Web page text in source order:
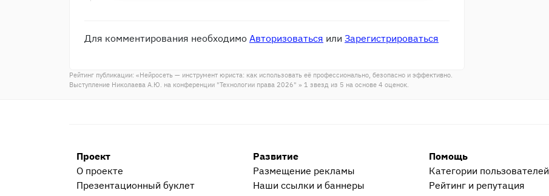
Для комментирования необходимо Авторизоваться или Зарегистрироваться
Рейтинг публикации: «Нейросеть — инструмент юриста: как использовать её профессионально, безопасно и эффективно.
Выступление Николаева А.Ю. на конференции "Технологии права 2026" » 1 звезд из 5 на основе 4 оценок.
Проект
О проекте
Презентационный букл​ет
Развитие
Размещение рекламы
Наши ссылки и баннеры
Помощь
Категории пользователей
Рейтинг и репутация